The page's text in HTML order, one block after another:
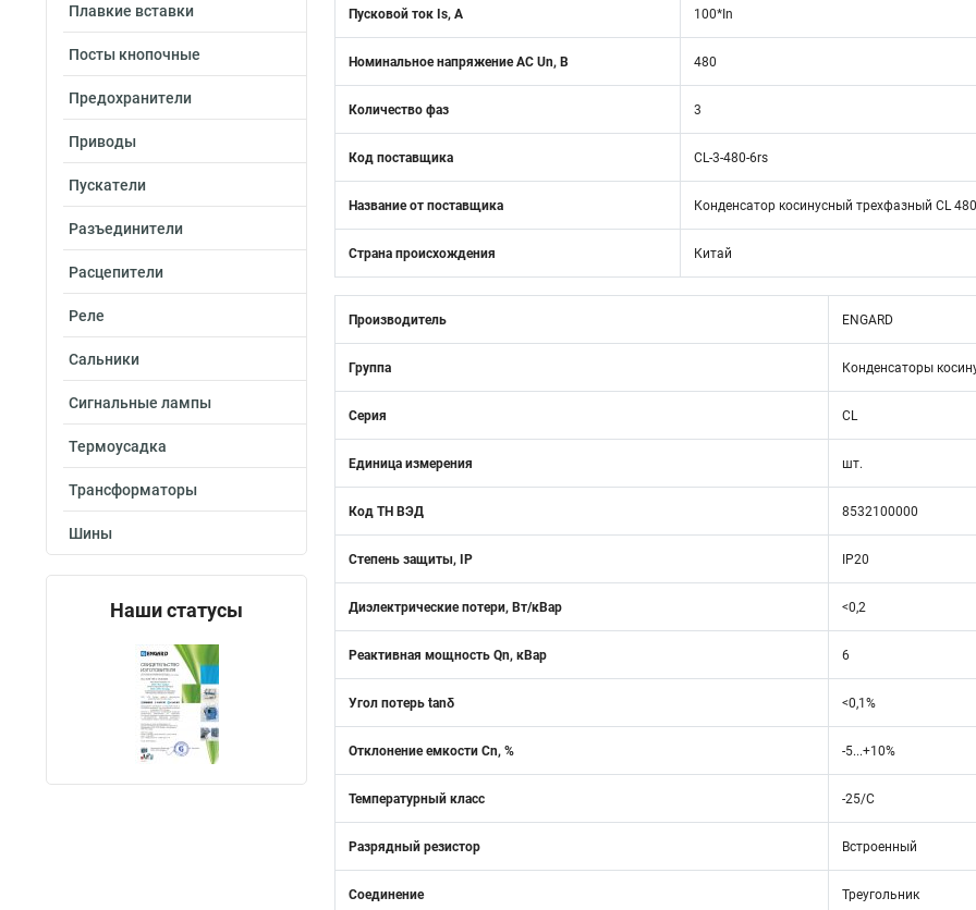
Плавкие вставки
Посты кнопочные
Предохранители
Приводы
Пускатели
Разъединители
Расцепители
Реле
Сальники
Сигнальные лампы
Термоусадка
Трансформаторы
Шины
Наши статусы
Пусковой ток Is, А 100*In
Номинальное напряжение АС Un, В 480
Количество фаз 3
Код поставщика CL-3-480-6rs
Название от поставщика Конденсатор косинусный трехфазный CL
Страна происхождения Китай
Производитель ENGARD
Группа Конденсаторы
Серия CL
Единица измерения шт.
Код ТН ВЭД 8532100000
Степень защиты, IP IP20
Диэлектрические потери, Вт/кВар <0,2
Реактивная мощность Qn, кВар 6
Угол потерь tanδ <0,1%
Отклонение емкости Cn, % -5...+10%
Температурный класс -25/С
Разрядный резистор Встроенный
Соединение Треугольник